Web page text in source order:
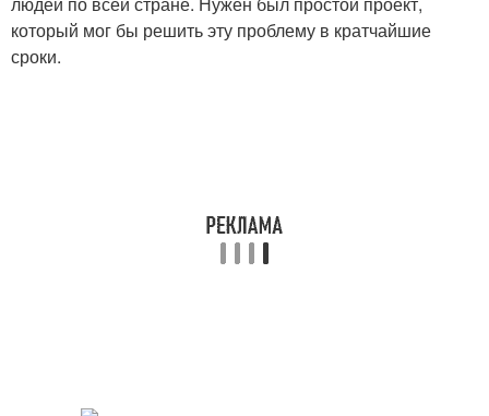
который мог бы решить эту проблему в кратчайшие
сроки.